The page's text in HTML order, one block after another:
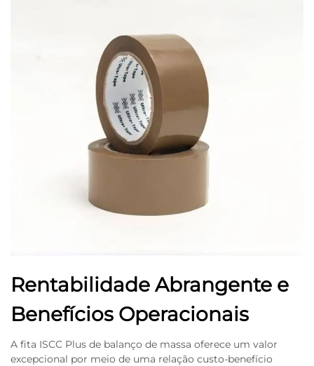
Rentabilidade Abrangente e
Benefícios Operacionais
A fita ISCC Plus de balanço de massa oferece um valor
excepcional por meio de uma relação custo-benefício